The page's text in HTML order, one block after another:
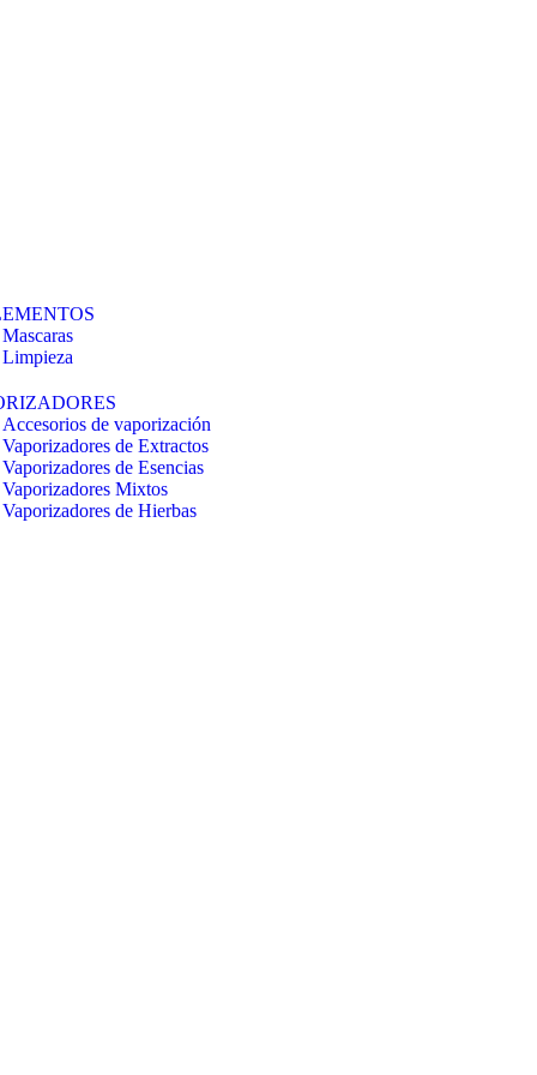
Mascaras
Limpieza
Accesorios de vaporización
Vaporizadores de Extractos
Vaporizadores de Esencias
Vaporizadores Mixtos
Vaporizadores de Hierbas